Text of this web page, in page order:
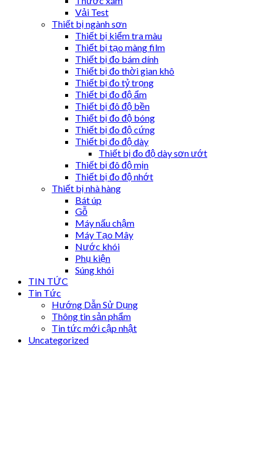
Vải Test
Thiết bị ngành sơn
Thiết bị kiểm tra màu
Thiết bị tạo màng film
Thiết bị đo bám dính
Thiết bị đo thời gian khô
Thiết bị đo tỷ trọng
Thiết bị đo độ ẩm
Thiết bị đô độ bền
Thiết bị đo độ bóng
Thiết bị đo độ cứng
Thiết bị đo độ dày
Thiết bị đo độ dày sơn ướt
Thiết bị đô độ mịn
Thiết bị đo độ nhớt
Thiết bị nhà hàng
Bát úp
Gỗ
Máy nấu chậm
Máy Tạo Mây
Nước khói
Phụ kiện
Súng khói
TIN TỨC
Tin Tức
Hướng Dẫn Sử Dụng
Thông tin sản phẩm
Tin tức mới cập nhật
Uncategorized